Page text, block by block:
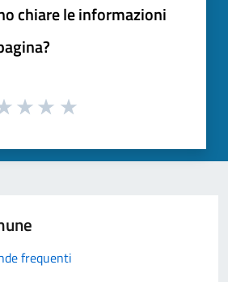
chiare le informazioni
frequenti